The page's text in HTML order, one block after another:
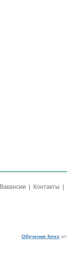
Вакансии Контакты
Обучение forex